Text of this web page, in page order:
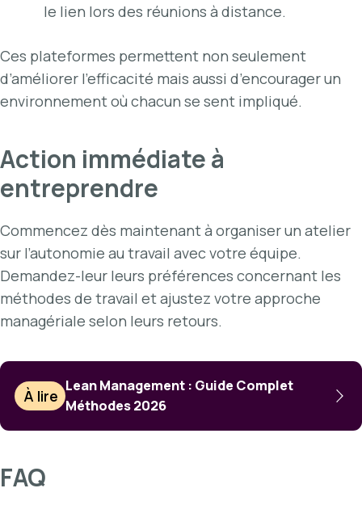
le lien lors des réunions à distance.
Ces plateformes permettent non seulement
d’améliorer l’efficacité mais aussi d’encourager un
environnement où chacun se sent impliqué.
Action immédiate à
entreprendre
Commencez dès maintenant à organiser un atelier
sur l’autonomie au travail avec votre équipe.
Demandez-leur leurs préférences concernant les
méthodes de travail et ajustez votre approche
managériale selon leurs retours.
À lire
Lean Management : Guide Complet
Méthodes 2026
FAQ